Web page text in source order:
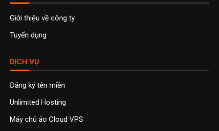
Giới thiệu về công ty
Tuyển dụng
DỊCH VỤ
Đăng ký tên miền
Unlimited Hosting
Máy chủ ảo Cloud VPS